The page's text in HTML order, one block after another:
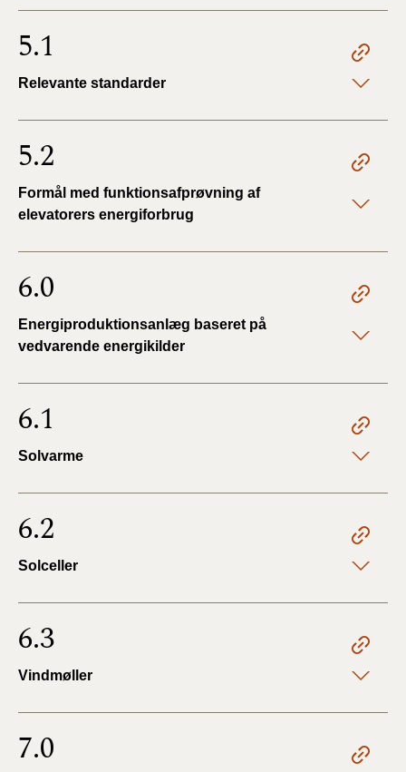
5.1
Relevante standarder
5.2
Formål med funktionsafprøvning af
elevatorers energiforbrug
6.0
Energiproduktionsanlæg baseret på
vedvarende energikilder
6.1
Solvarme
6.2
Solceller
6.3
Vindmøller
7.0